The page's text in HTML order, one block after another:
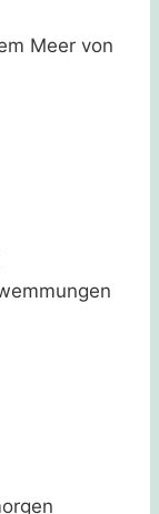
Meer von